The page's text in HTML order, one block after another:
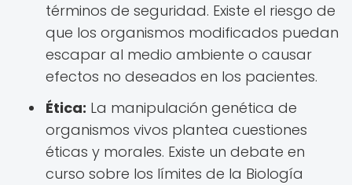
términos de seguridad. Existe el riesgo de
que los organismos modificados puedan
escapar al medio ambiente o causar
efectos no deseados en los pacientes.
Ética: La manipulación genética de
organismos vivos plantea cuestiones
éticas y morales. Existe un debate en
curso sobre los límites de la Biología